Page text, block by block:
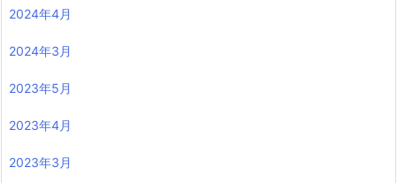
2024年4月
2024年3月
2023年5月
2023年4月
2023年3月